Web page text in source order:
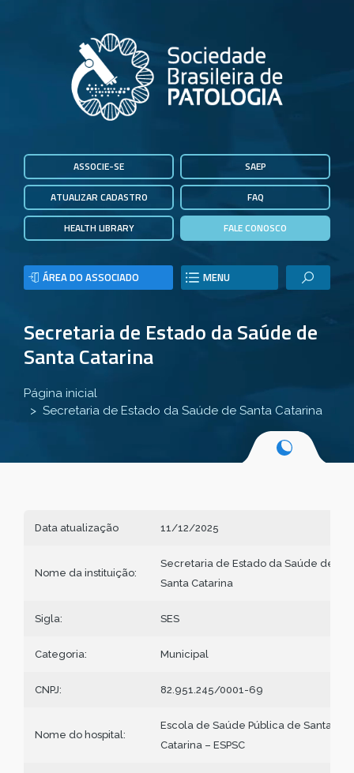
ASSOCIE-SE
ATUALIZAR CADASTRO
HEALTH LIBRARY
SAEP
FAQ
FALE CONOSCO
ÁREA DO ASSOCIADO MENU
Secretaria de Estado da Saúde de
Santa Catarina
Página inicial
Secretaria de Estado da Saúde de Santa Catarina
Data atualização 11/12/2025
Nome da instituição:
Secretaria de Estado da Saúde de
Santa Catarina
Sigla: SES
Categoria: Municipal
CNPJ: 82.951.245/0001-69
Nome do hospital:
Escola de Saúde Pública de Santa
Catarina – ESPSC